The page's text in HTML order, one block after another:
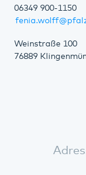
06349 900-1150
Weinstraße 100
76889